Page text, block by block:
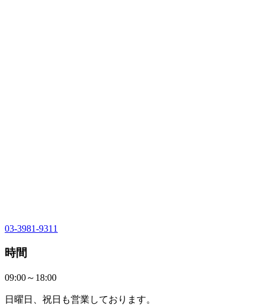
03-3981-9311
時間
09:00～18:00
日曜日、祝日も営業しております。